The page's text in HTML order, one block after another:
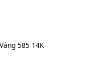
Vàng 585 14K